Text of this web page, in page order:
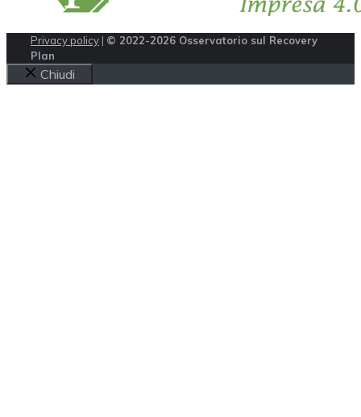
Privacy policy | © 2022-2026 Osservatorio sul Recovery
Plan
Chiudi